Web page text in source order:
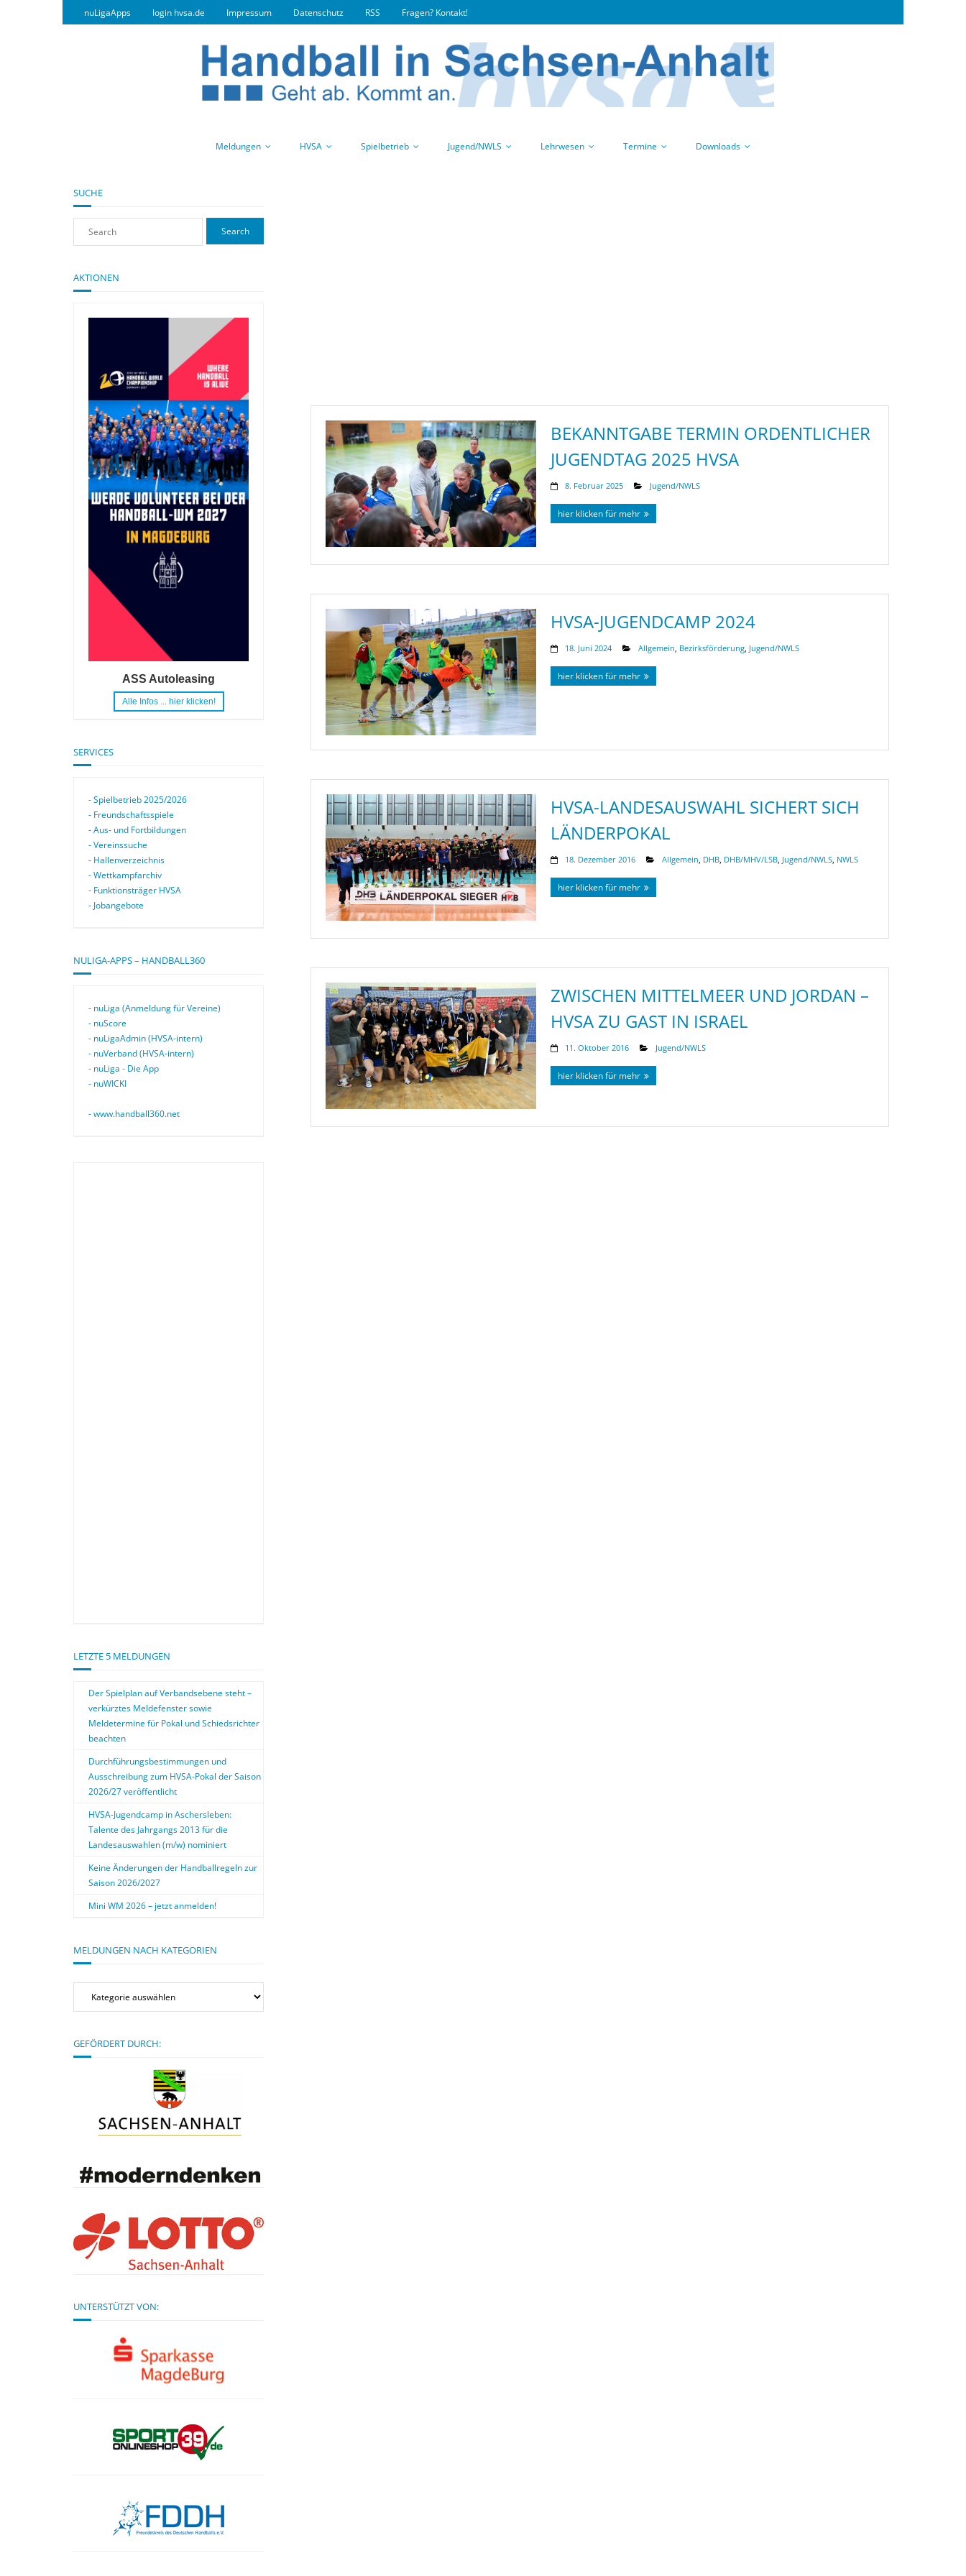
nuLigaApps login hvsa.de Impressum Datenschutz RSS Fragen? Kontakt!
Meldungen HVSA Spielbetrieb Jugend/NWLS Lehrwesen Termine Downloads
BEKANNTGABE TERMIN ORDENTLICHER
JUGENDTAG 2025 HVSA
8. Februar 2025 Jugend/NWLS
hier klicken für mehr
HVSA-JUGENDCAMP 2024
18. Juni 2024 Allgemein, Bezirksförderung, Jugend/NWLS
hier klicken für mehr
HVSA-LANDESAUSWAHL SICHERT SICH
LÄNDERPOKAL
18. Dezember 2016 Allgemein DHB DHB/MHV/LSB Jugend/NWLS NWLS
hier klicken für mehr
ZWISCHEN MITTELMEER UND JORDAN –
HVSA ZU GAST IN ISRAEL
11. Oktober 2016 Jugend/NWLS
hier klicken für mehr
SUCHE
AKTIONEN
ASS Autoleasing
Alle Infos ... hier klicken!
SERVICES
- Spielbetrieb 2025/2026
- Freundschaftsspiele
- Aus- und Fortbildungen
- Vereinssuche
- Hallenverzeichnis
- Wettkampfarchiv
- Funktionsträger HVSA
- Jobangebote
NULIGA-APPS – HANDBALL360
- nuLiga (Anmeldung für Vereine)
- nuScore
- nuLigaAdmin (HVSA-intern)
- nuVerband (HVSA-intern)
- nuLiga - Die App
- nuWICKI
- www.handball360.net
LETZTE 5 MELDUNGEN
Der Spielplan auf Verbandsebene steht –
verkürztes Meldefenster sowie
Meldetermine für Pokal und Schiedsrichter
beachten
Durchführungsbestimmungen und
Ausschreibung zum HVSA-Pokal der Saison
2026/27 veröffentlicht
HVSA-Jugendcamp in Aschersleben:
Talente des Jahrgangs 2013 für die
Landesauswahlen (m/w) nominiert
Keine Änderungen der Handballregeln zur
Saison 2026/2027
Mini WM 2026 – jetzt anmelden!
MELDUNGEN NACH KATEGORIEN
Meldungen
Kategorien
GEFÖRDERT DURCH:
UNTERSTÜTZT VON: